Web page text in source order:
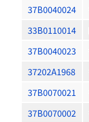
37B0040024
33B0110014
37B0040023
37202A1968
37B0070021
37B0070002